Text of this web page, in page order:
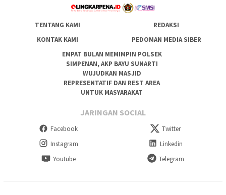
TENTANG KAMI
REDAKSI
KONTAK KAMI
PEDOMAN MEDIA SIBER
EMPAT BULAN MEMIMPIN POLSEK
SIMPENAN, AKP BAYU SUNARTI
WUJUDKAN MASJID
REPRESENTATIF DAN REST AREA
UNTUK MASYARAKAT
JARINGAN SOCIAL
Facebook
Twitter
Instagram
Linkedin
Youtube
Telegram